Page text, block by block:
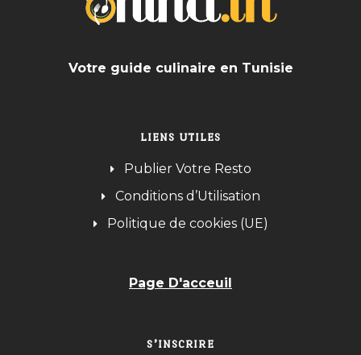
Votre guide culinaire en Tunisie
LIENS UTILES
Publier Votre Resto
Conditions d’Utilisation
Politique de cookies (UE)
Page D'acceuil
S’INSCRIRE